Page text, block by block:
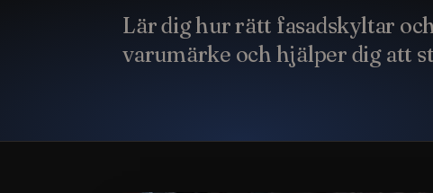
Lär dig hur rätt fasadskyltar
varumärke och hjälper dig att